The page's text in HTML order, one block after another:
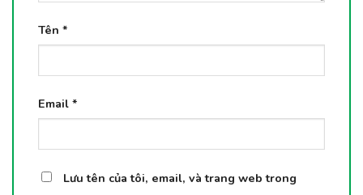
Tên *
Email *
Lưu tên của tôi, email, và trang web trong